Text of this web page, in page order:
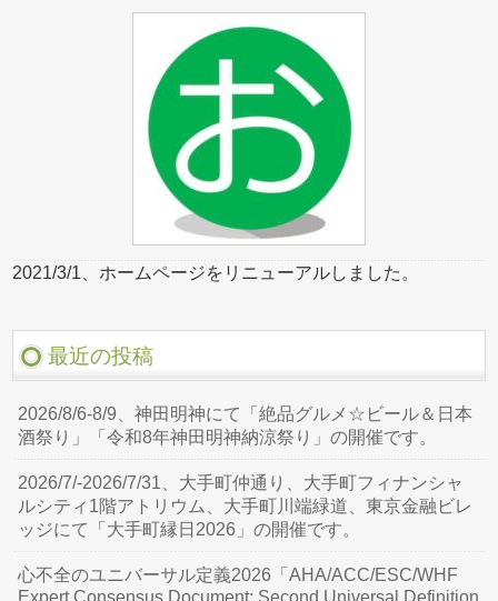
2021/3/1、ホームページをリニューアルしました。
最近の投稿
2026/8/6-8/9、神田明神にて「絶品グルメ☆ビール＆日本
酒祭り」「令和8年神田明神納涼祭り」の開催です。
2026/7/-2026/7/31、大手町仲通り、大手町フィナンシャ
ルシティ1階アトリウム、大手町川端緑道、東京金融ビレ
ッジにて「大手町縁日2026」の開催です。
心不全のユニバーサル定義2026「AHA/ACC/ESC/WHF
Expert Consensus Document: Second Universal Definition